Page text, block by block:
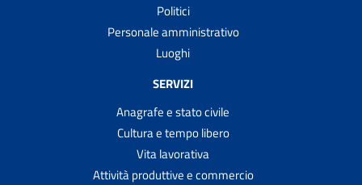
Politici
Personale amministrativo
Luoghi
SERVIZI
Anagrafe e stato civile
Cultura e tempo libero
Vita lavorativa
Attività produttive e commercio